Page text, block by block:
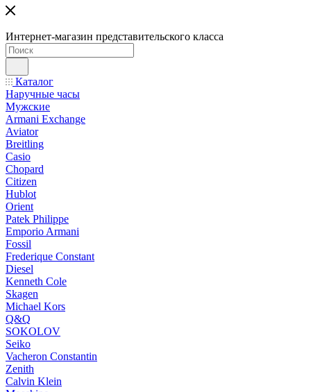
Интернет-магазин представительского класса
Каталог
Наручные часы
Мужские
Armani Exchange
Aviator
Breitling
Casio
Chopard
Citizen
Hublot
Orient
Patek Philippe
Emporio Armani
Fossil
Frederique Constant
Diesel
Kenneth Cole
Skagen
Michael Kors
Q&Q
SOKOLOV
Seiko
Vacheron Constantin
Zenith
Calvin Klein